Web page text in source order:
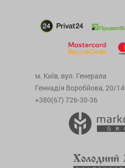
м. Київ, вул. Генерала
Геннадія Воробйова, 20/14
+380(67) 726-30-36